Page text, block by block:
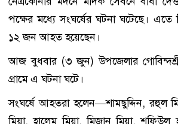
পক্ষের মধ্যে সংঘর্ষের ঘটনা ঘটেছে।
১২ জন আহত হয়েছেন।
আজ বুধবার (৩ জুন) উপজেলার
গ্রামে এ ঘটনা ঘটে।
সংঘর্ষে আহতরা হলেন—শামছুদ্দিন, রহুল
মিয়া, হালেম মিয়া, মিজান মিয়া, শফিউল